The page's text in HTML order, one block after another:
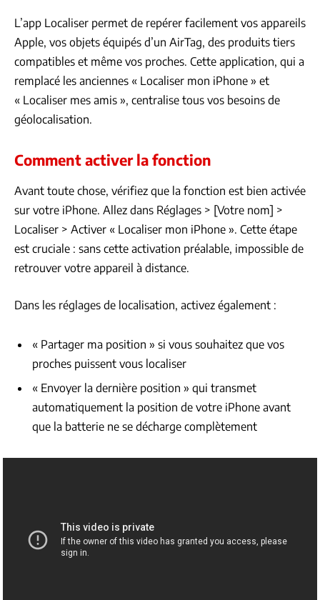
L’app Localiser permet de repérer facilement vos appareils
Apple, vos objets équipés d’un AirTag, des produits tiers
compatibles et même vos proches. Cette application, qui a
remplacé les anciennes « Localiser mon iPhone » et
« Localiser mes amis », centralise tous vos besoins de
géolocalisation.
Comment activer la fonction
Avant toute chose, vérifiez que la fonction est bien activée
sur votre iPhone. Allez dans Réglages > [Votre nom] >
Localiser > Activer « Localiser mon iPhone ». Cette étape
est cruciale : sans cette activation préalable, impossible de
retrouver votre appareil à distance.
Dans les réglages de localisation, activez également :
« Partager ma position » si vous souhaitez que vos
proches puissent vous localiser
« Envoyer la dernière position » qui transmet
automatiquement la position de votre iPhone avant
que la batterie ne se décharge complètement